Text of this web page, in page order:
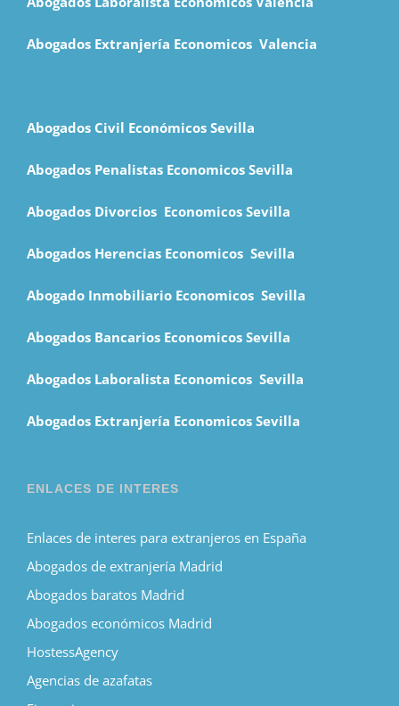
Abogados Extranjería Economicos Valencia
Abogados Civil Económicos Sevilla
Abogados Penalistas Economicos Sevilla
Abogados Divorcios Economicos Sevilla
Abogados Herencias Economicos Sevilla
Abogado Inmobiliario Economicos Sevilla
Abogados Bancarios Economicos Sevilla
Abogados Laboralista Economicos Sevilla
Abogados Extranjería Economicos Sevilla
ENLACES DE INTERES
Enlaces de interes para extranjeros en España
Abogados de extranjería Madrid
Abogados baratos Madrid
Abogados económicos Madrid
HostessAgency
Agencias de azafatas